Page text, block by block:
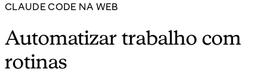
CLAUDE CODE NA WEB
Automatizar trabalho com
rotinas